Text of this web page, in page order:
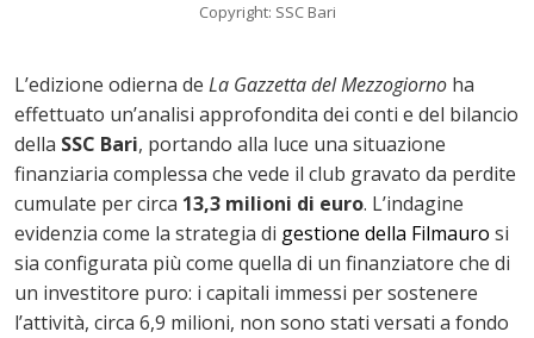
Copyright: SSC Bari
L’edizione odierna de La Gazzetta del Mezzogiorno ha
effettuato un’analisi approfondita dei conti e del bilancio
della SSC Bari, portando alla luce una situazione
finanziaria complessa che vede il club gravato da perdite
cumulate per circa 13,3 milioni di euro. L’indagine
evidenzia come la strategia di gestione della Filmauro si
sia configurata più come quella di un finanziatore che di
un investitore puro: i capitali immessi per sostenere
l’attività, circa 6,9 milioni, non sono stati versati a fondo